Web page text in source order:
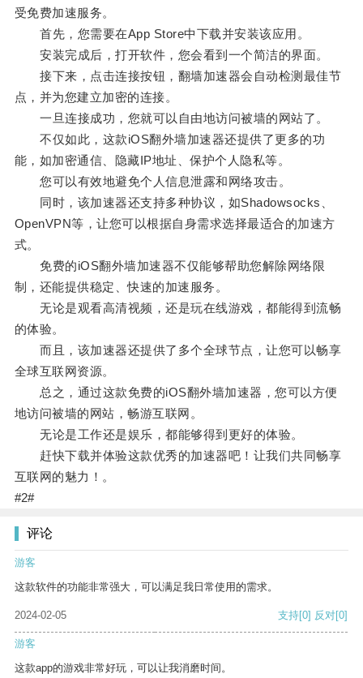
受免费加速服务。
首先，您需要在App Store中下载并安装该应用。
安装完成后，打开软件，您会看到一个简洁的界面。
接下来，点击连接按钮，翻墙加速器会自动检测最佳节
点，并为您建立加密的连接。
一旦连接成功，您就可以自由地访问被墙的网站了。
不仅如此，这款iOS翻外墙加速器还提供了更多的功
能，如加密通信、隐藏IP地址、保护个人隐私等。
您可以有效地避免个人信息泄露和网络攻击。
同时，该加速器还支持多种协议，如Shadowsocks、
OpenVPN等，让您可以根据自身需求选择最适合的加速方
式。
免费的iOS翻外墙加速器不仅能够帮助您解除网络限
制，还能提供稳定、快速的加速服务。
无论是观看高清视频，还是玩在线游戏，都能得到流畅
的体验。
而且，该加速器还提供了多个全球节点，让您可以畅享
全球互联网资源。
总之，通过这款免费的iOS翻外墙加速器，您可以方便
地访问被墙的网站，畅游互联网。
无论是工作还是娱乐，都能够得到更好的体验。
赶快下载并体验这款优秀的加速器吧！让我们共同畅享
互联网的魅力！。
#2#
评论
游客
这款软件的功能非常强大，可以满足我日常使用的需求。
2024-02-05 支持[0] 反对[0]
游客
这款app的游戏非常好玩，可以让我消磨时间。